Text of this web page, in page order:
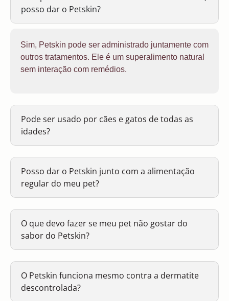
posso dar o Petskin?
Sim, Petskin pode ser administrado juntamente com
outros tratamentos. Ele é um superalimento natural
sem interação com remédios.
Pode ser usado por cães e gatos de todas as
idades?
Posso dar o Petskin junto com a alimentação
regular do meu pet?
O que devo fazer se meu pet não gostar do
sabor do Petskin?
O Petskin funciona mesmo contra a dermatite
descontrolada?